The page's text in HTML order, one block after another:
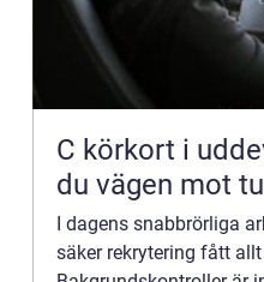
C körkort i uddevalla så
du vägen mot
I dagens snabbrörliga
säker rekrytering fått